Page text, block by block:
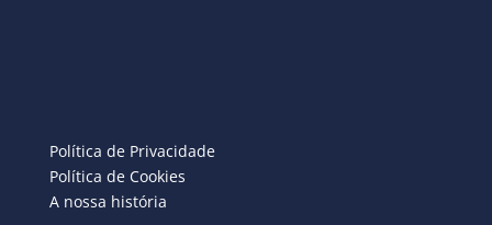
Política de Privacidade
Política de Cookies
A nossa história